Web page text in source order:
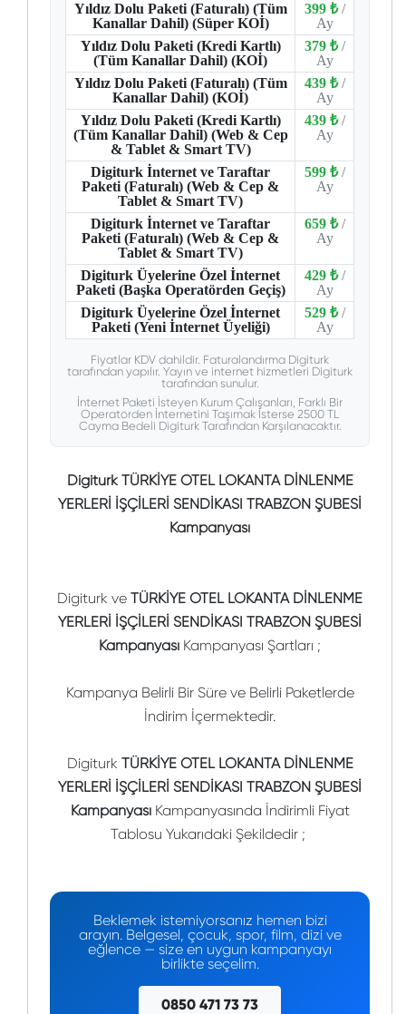
Yıldız Dolu Paketi (Faturalı) (Tüm
Kanallar Dahil) (Süper KOİ)
399 ₺ /
Ay
Yıldız Dolu Paketi (Kredi Kartlı)
(Tüm Kanallar Dahil) (KOİ)
379 ₺ /
Ay
Yıldız Dolu Paketi (Faturalı) (Tüm
Kanallar Dahil) (KOİ)
439 ₺ /
Ay
Yıldız Dolu Paketi (Kredi Kartlı)
(Tüm Kanallar Dahil) (Web & Cep
& Tablet & Smart TV)
439 ₺ /
Ay
Digiturk İnternet ve Taraftar
Paketi (Faturalı) (Web & Cep &
Tablet & Smart TV)
599 ₺ /
Ay
Digiturk İnternet ve Taraftar
Paketi (Faturalı) (Web & Cep &
Tablet & Smart TV)
659 ₺ /
Ay
Digiturk Üyelerine Özel İnternet
Paketi (Başka Operatörden Geçiş)
429 ₺ /
Ay
Digiturk Üyelerine Özel İnternet
Paketi (Yeni İnternet Üyeliği)
529 ₺ /
Ay
Fiyatlar KDV dahildir. Faturalandırma Digiturk
tarafından yapılır. Yayın ve internet hizmetleri Digiturk
tarafından sunulur.
İnternet Paketi İsteyen Kurum Çalışanları, Farklı Bir
Operatörden İnternetini Taşımak İsterse 2500 TL
Cayma Bedeli Digiturk Tarafından Karşılanacaktır.
Digiturk TÜRKİYE OTEL LOKANTA DİNLENME
YERLERİ İŞÇİLERİ SENDİKASI TRABZON ŞUBESİ
Kampanyası
Digiturk ve TÜRKİYE OTEL LOKANTA DİNLENME
YERLERİ İŞÇİLERİ SENDİKASI TRABZON ŞUBESİ
Kampanyası Kampanyası Şartları ;
Kampanya Belirli Bir Süre ve Belirli Paketlerde
İndirim İçermektedir.
Digiturk TÜRKİYE OTEL LOKANTA DİNLENME
YERLERİ İŞÇİLERİ SENDİKASI TRABZON ŞUBESİ
KampanyasıKampanyasında İndirimli Fiyat
Tablosu Yukarıdaki Şekildedir ;
Beklemek istemiyorsanız hemen bizi
arayın. Belgesel, çocuk, spor, film, dizi ve
eğlence — size en uygun kampanyayı
birlikte seçelim.
0850 471 73 73